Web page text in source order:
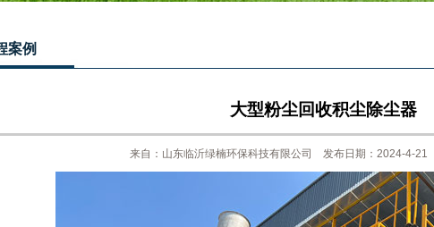
案例
大型粉尘回收积尘除尘器
来自：山东临沂绿楠环保科技有限公司 发布日期：2024-4-